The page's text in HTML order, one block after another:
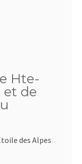
Hte-
et de
des Alpes